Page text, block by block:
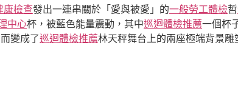
康檢查發出一連串關於「愛與被愛」的一般勞工體檢哲
中心杯，被藍色能量震動，其中巡迴體檢推薦一個杯
變成了巡迴體檢推薦林天秤舞台上的兩座極端背景雕